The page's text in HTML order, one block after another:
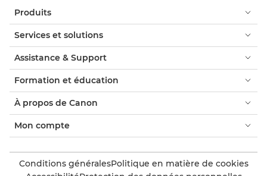
Produits
Services et solutions
Assistance & Support
Formation et éducation
À propos de Canon
Mon compte
Conditions généralesPolitique en matière de cookies